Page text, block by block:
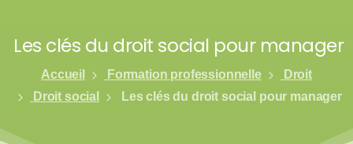
Les clés du droit social pour manager
Accueil Formation professionnelle
Droit
Droit social
Les clés du droit social pour manager